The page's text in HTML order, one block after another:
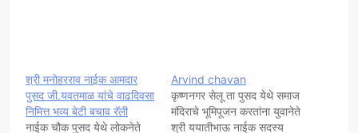
श्री मनोहरराव नाईक आमदार
पुसद जी.यवतमाळ यांचे वाढदिवसा
निमित्त भव्य बेटी बचाव रॅली
नाईक चौक पुसद येथे लोकनेते
Arvind chavan
कृष्णनगर सेलू ता पुसद येथे समाज
मंदिराचे भूमिपूजन करतांना युवानेते
श्री ययातीभाऊ नाईक सदस्य